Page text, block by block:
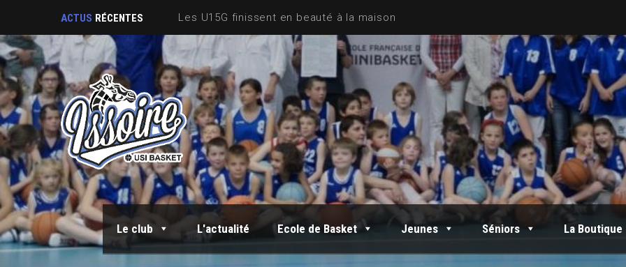
ACTUS RÉCENTES Sortie Fin de saison
Le club L'actualité Ecole de Basket Jeunes Séniors La Boutique